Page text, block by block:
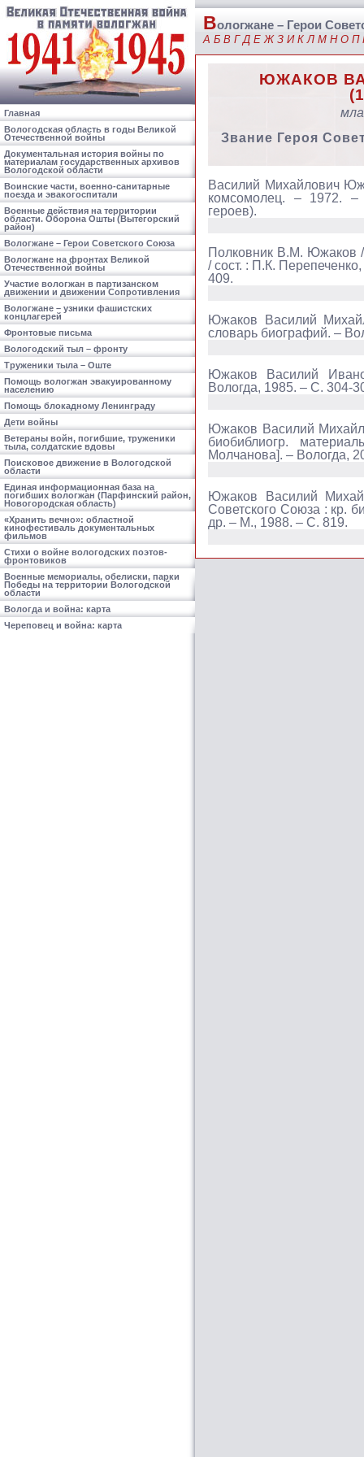
Главная
Вологодская область в годы Великой
Отечественной войны
Документальная история войны по
материалам государственных архивов
Вологодской области
Воинские части, военно-санитарные
поезда и эвакогоспитали
Военные действия на территории
области. Оборона Ошты (Вытегорский
район)
Вологжане – Герои Советского Союза
Вологжане на фронтах Великой
Отечественной войны
Участие вологжан в партизанском
движении и движении Сопротивления
Вологжане – узники фашистских
концлагерей
Фронтовые письма
Вологодский тыл – фронту
Труженики тыла – Оште
Помощь вологжан эвакуированному
населению
Помощь блокадному Ленинграду
Дети войны
Ветераны войн, погибшие, труженики
тыла, солдатские вдовы
Поисковое движение в Вологодской
области
Единая информационная база на
погибших вологжан (Парфинский район,
Новогородская область)
«Хранить вечно»: областной
кинофестиваль документальных
фильмов
Стихи о войне вологодских поэтов-
фронтовиков
Военные мемориалы, обелиски, парки
Победы на территории Вологодской
области
Вологда и война: карта
Череповец и война: карта
Вологжане – Герои
А Б В Г Д Е Ж З И К Л М Н О П
ЮЖАКОВ
Звание Героя
Василий Михайлович
комсомолец. – 1972.
героев).
Полковник В.М. Южаков
/ сост. : П.К.
409.
Южаков Василий
словарь биографий. –
Южаков Василий
Вологда, 1985. – С. 304-
Южаков Василий
биобиблиогр.
Молчанова]. – Вологда,
Южаков Василий
Советского Союза : кр.
др. – М., 1988. – С. 819.